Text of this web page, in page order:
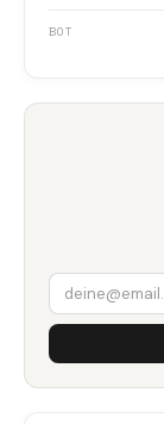
BOT